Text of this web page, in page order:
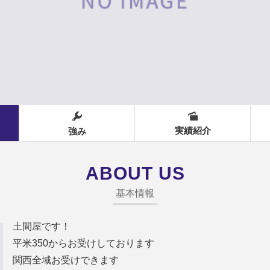
強み 実績紹介
ABOUT US
基本情報
土間屋です！
平米350からお受けしております
関西全域お受けできます